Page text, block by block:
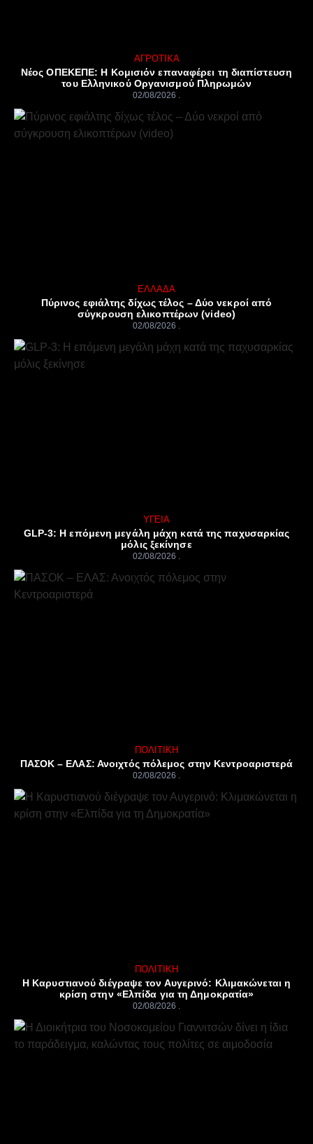
ΑΓΡΟΤΙΚΆ
Νέος ΟΠΕΚΕΠΕ: Η Κομισιόν επαναφέρει τη διαπίστευση
του Ελληνικού Οργανισμού Πληρωμών
02/08/2026
ΕΛΛΆΔΑ
Πύρινος εφιάλτης δίχως τέλος – Δύο νεκροί από
σύγκρουση ελικοπτέρων (video)
02/08/2026
ΥΓΕΊΑ
GLP-3: Η επόμενη μεγάλη μάχη κατά της παχυσαρκίας
μόλις ξεκίνησε
02/08/2026
ΠΟΛΙΤΙΚΉ
ΠΑΣΟΚ – ΕΛΑΣ: Ανοιχτός πόλεμος στην Κεντροαριστερά
02/08/2026
ΠΟΛΙΤΙΚΉ
Η Καρυστιανού διέγραψε τον Αυγερινό: Κλιμακώνεται η
κρίση στην «Ελπίδα για τη Δημοκρατία»
02/08/2026